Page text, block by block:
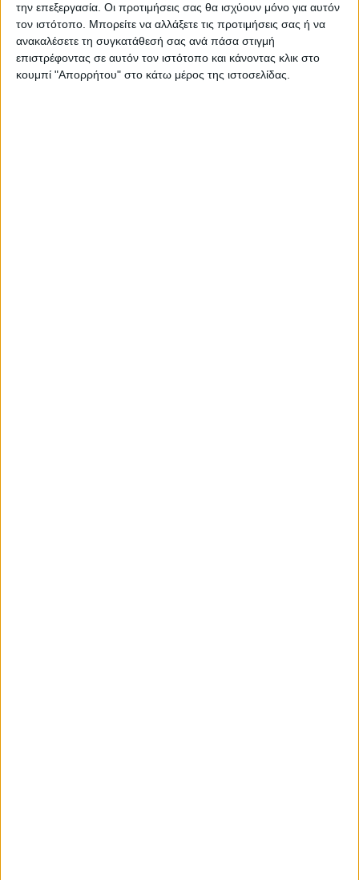
την επεξεργασία. Οι προτιμήσεις σας θα ισχύουν μόνο για αυτόν
τον ιστότοπο. Μπορείτε να αλλάξετε τις προτιμήσεις σας ή να
ανακαλέσετε τη συγκατάθεσή σας ανά πάσα στιγμή
επιστρέφοντας σε αυτόν τον ιστότοπο και κάνοντας κλικ στο
κουμπί "Απορρήτου" στο κάτω μέρος της ιστοσελίδας.